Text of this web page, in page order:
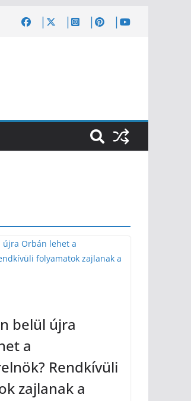
belül újra
a
Rendkívüli
zajlanak a